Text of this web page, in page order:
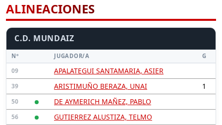
ALINEACIONES
C.D. MUNDAIZ
Nº JUGADOR/A G
09 APALATEGUI SANTAMARIA, ASIER
39 ARISTIMUÑO BERAZA, UNAI 1
50 DE AYMERICH MAÑEZ, PABLO
56 GUTIERREZ ALUSTIZA, TELMO